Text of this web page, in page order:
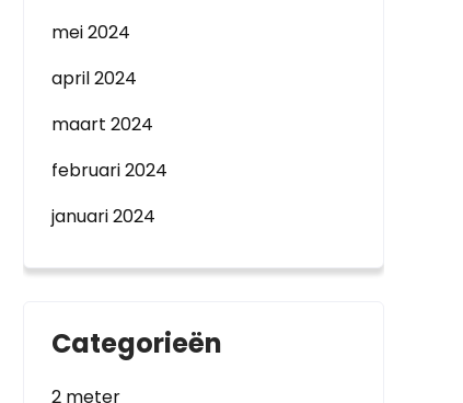
mei 2024
april 2024
maart 2024
februari 2024
januari 2024
Categorieën
2 meter